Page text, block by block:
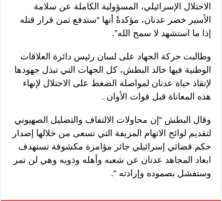
الاحتلال الإسرائيلي، المسؤولية الكاملة عن سلامة
الأسير خضر عدنان، مؤكدةً أنها “ستدفع ثمن قرار قتله
إذا ما استشهد لا سمح الله”.
وطالبت حركة الجهاد على لسان رئيس دائرة العلاقات
الوطنية فيها خالد البطش، كل الجهات التي تبذل جهودها
لإنقاذ حياة عدنان لمواصلة الضغط على الاحتلال لإنهاء
هذه المعاناة قبل فوات الأوان .
وقال البطش “إن محاولات الالتفاف والتضليل الصهيوني
لتقديم لوائح الاتهام المزيفة التي تسعى من خلالها إصدار
حكم قضائي إسرائيلي جائر مؤامرة مكشوفة تستهدف
ابعاد المجاهد عدنان عن شعبه وأهله وذويه وهي لن تمر
وستفشل بصموده وإرادته “.